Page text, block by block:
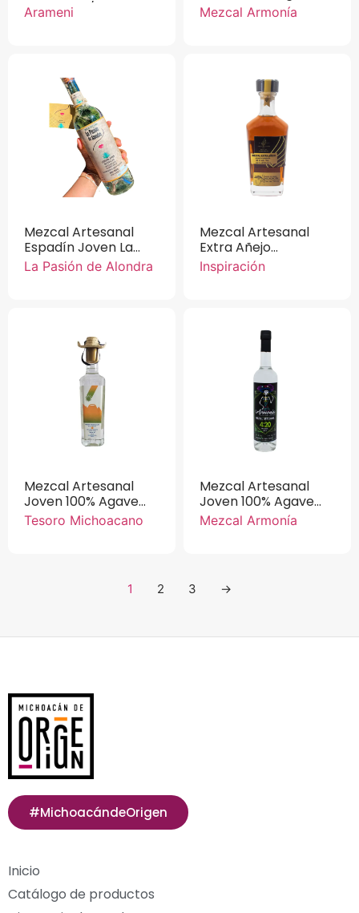
Cupreata /
Inaequidens Arameni
Arameni
Cupreata
Angustifolia Mezcal
Mezcal Armonía
Mezcal Artesanal
Espadín Joven La
Pasión de Alondra
750 ml.
La Pasión de Alondra
Mezcal Artesanal
Extra Añejo
Inspiración Agave
Cupreata 750 ml
Inspiración
Mezcal Artesanal
Joven 100% Agave
Cupreata Tesoro
Michoacano 750 ml.
Tesoro Michoacano
Mezcal Artesanal
Joven 100% Agave
4:20 Mezcal Armonía
750 ml.
Mezcal Armonía
1 2 3 →
#MichoacándeOrigen
Inicio
Catálogo de productos